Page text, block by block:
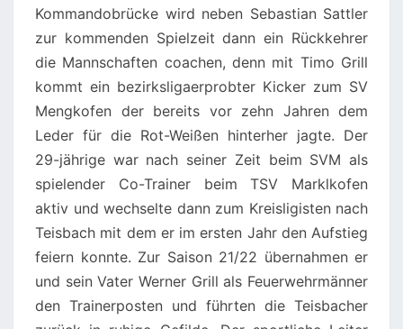
Kommandobrücke wird neben Sebastian Sattler
zur kommenden Spielzeit dann ein Rückkehrer
die Mannschaften coachen, denn mit Timo Grill
kommt ein bezirksligaerprobter Kicker zum SV
Mengkofen der bereits vor zehn Jahren dem
Leder für die Rot-Weißen hinterher jagte. Der
29-jährige war nach seiner Zeit beim SVM als
spielender Co-Trainer beim TSV Marklkofen
aktiv und wechselte dann zum Kreisligisten nach
Teisbach mit dem er im ersten Jahr den Aufstieg
feiern konnte. Zur Saison 21/22 übernahmen er
und sein Vater Werner Grill als Feuerwehrmänner
den Trainerposten und führten die Teisbacher